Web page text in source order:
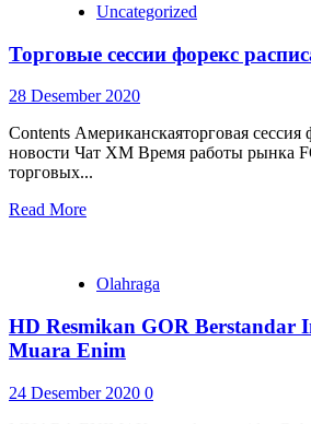
Uncategorized
Торговые сессии форекс
28 Desember 2020
Contents Американскаяторговая
новости Чат XM Время работы рынка
торговых...
Read More
Olahraga
HD Resmikan GOR Berstandar
Muara Enim
24 Desember 2020 0